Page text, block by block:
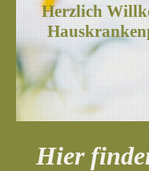
Herzlich
Hier